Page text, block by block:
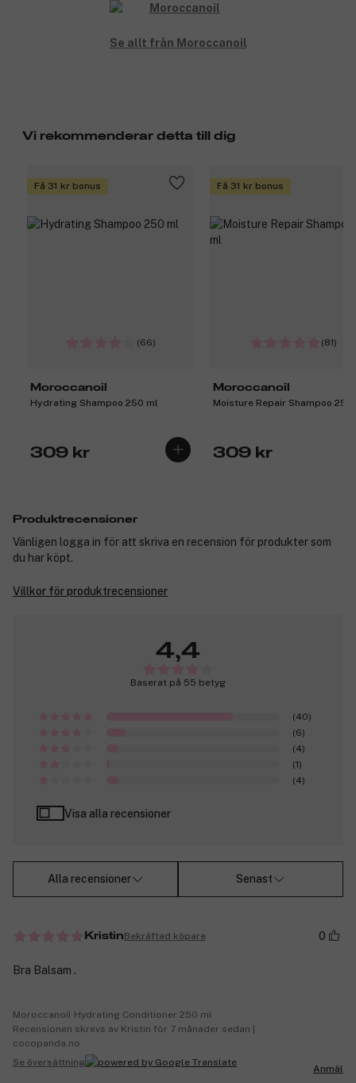
Se allt från Moroccanoil
Vi rekommenderar detta till dig
Få 31 kr bonus
(66)
Moroccanoil
Hydrating Shampoo 250 ml
309 kr
Få 31 kr bonus
(81)
Moroccanoil
Moisture Repair Shampoo 250
309 kr
Produktrecensioner
Vänligen logga in för att skriva en recension för produkter som
du har köpt.
Villkor för produktrecensioner
4,4
Baserat på 55 betyg
(40)
(6)
(4)
(1)
(4)
Visa alla recensioner
Alla recensioner Senast
KristinBekräftad köpare 0
Bra Balsam .
Moroccanoil Hydrating Conditioner 250 ml
Recensionen skrevs av Kristin för 7 månader sedan |
cocopanda.no
Se översättning
Anmäl